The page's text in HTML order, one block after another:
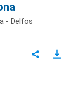
- Delfos